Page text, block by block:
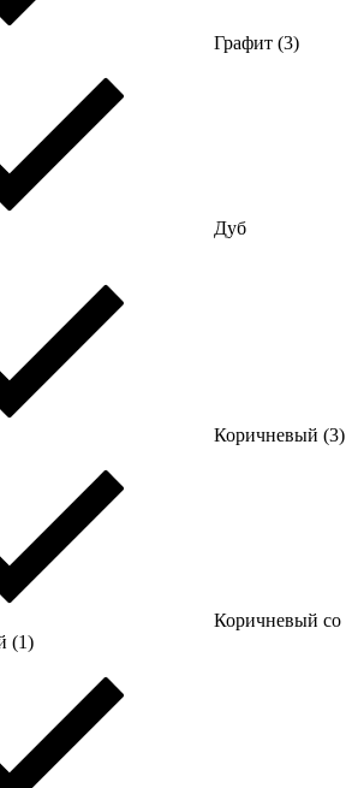
Графит (3)
Дуб
Коричневый (3)
Коричневый со
(1)